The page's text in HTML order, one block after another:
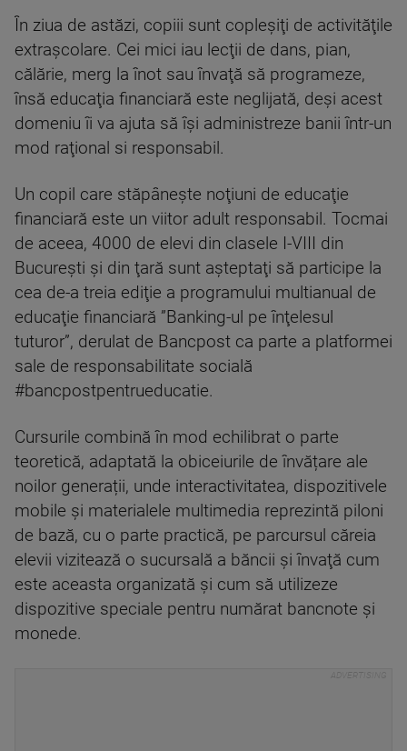
În ziua de astăzi, copiii sunt copleşiţi de activităţile
extraşcolare. Cei mici iau lecţii de dans, pian,
călărie, merg la înot sau învaţă să programeze,
însă educaţia financiară este neglijată, deşi acest
domeniu îi va ajuta să îşi administreze banii într-un
mod raţional si responsabil.
Un copil care stăpâneşte noţiuni de educaţie
financiară este un viitor adult responsabil. Tocmai
de aceea, 4000 de elevi din clasele I-VIII din
Bucureşti şi din ţară sunt aşteptaţi să participe la
cea de-a treia ediţie a programului multianual de
educaţie financiară ”Banking-ul pe înţelesul
tuturor”, derulat de Bancpost ca parte a platformei
sale de responsabilitate socială
#bancpostpentrueducatie.
Cursurile combină în mod echilibrat o parte
teoretică, adaptată la obiceiurile de învățare ale
noilor generații, unde interactivitatea, dispozitivele
mobile și materialele multimedia reprezintă piloni
de bază, cu o parte practică, pe parcursul căreia
elevii vizitează o sucursală a băncii şi învaţă cum
este aceasta organizată şi cum să utilizeze
dispozitive speciale pentru numărat bancnote şi
monede.